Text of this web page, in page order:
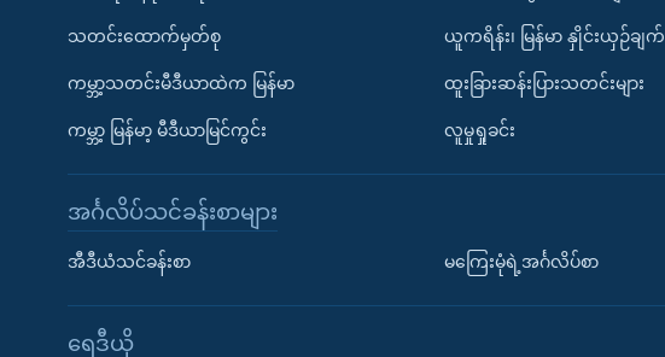
သတင်းထောက်မှတ်စု
ကမ္ဘာ့သတင်းမီဒီယာထဲက မြန်မာ
ကမ္ဘာ့ မြန်မာ့ မီဒီယာမြင်ကွင်း
ယူကရိန်း၊ မြန်မာ နှိုင်းယှဉ်ချက်
ထူးခြားဆန်းပြားသတင်းများ
လူမှုရှုခင်း
အင်္ဂလိပ်သင်ခန်းစာများ
အီဒီယံသင်ခန်းစာ မကြေးမုံရဲ့အင်္ဂလိပ်စာ
ရေဒီယို